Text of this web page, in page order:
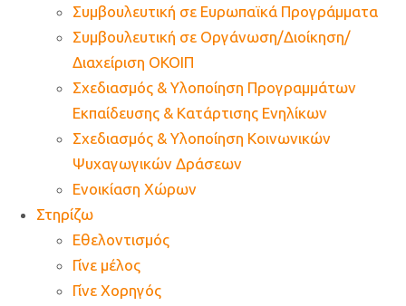
Συμβουλευτική σε Ευρωπαϊκά Προγράμματα
Συμβουλευτική σε Οργάνωση/Διοίκηση/
Διαχείριση ΟΚΟΙΠ
Σχεδιασμός & Υλοποίηση Προγραμμάτων
Εκπαίδευσης & Κατάρτισης Ενηλίκων
Σχεδιασμός & Υλοποίηση Κοινωνικών
Ψυχαγωγικών Δράσεων
Ενοικίαση Χώρων
Στηρίζω
Εθελοντισμός
Γίνε μέλος
Γίνε Χορηγός